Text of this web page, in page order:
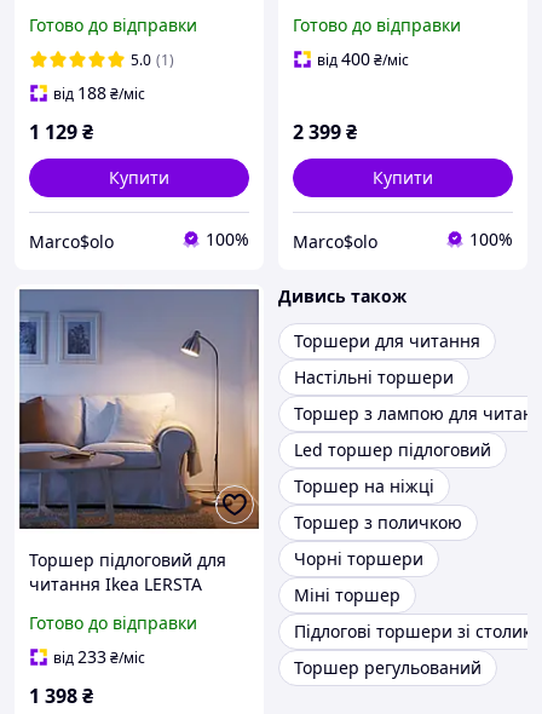
Готово до відправки
5.0 (1)
від 188₴/міс
1 129₴
Купити
Marco$olo 100%
Готово до відправки
від400₴/міс
2 399₴
Купити
Marco$olo 100%
Торшер підлоговий для
читання Ikea LERSTA
Готово до відправки
від233₴/міс
1 398₴
Дивись також
Торшери для читання
Настільні торшери
Торшер з лампою для
Led торшер підлоговий
Торшер на ніжці
Торшер з поличкою
Чорні торшери
Міні торшер
Підлогові торшери зі
Торшер регульований